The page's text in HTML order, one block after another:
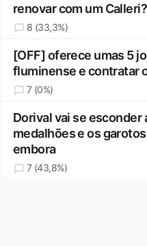
renovar com um Calleri?
8 (33,3%)
[OFF] oferece umas 5
fluminense e contratar
7 (0%)
Dorival vai se esconder
medalhões e os
embora
7 (43,8%)